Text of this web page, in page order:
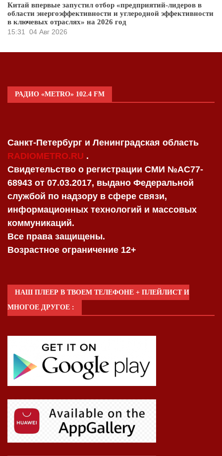
Китай впервые запустил отбор «предприятий-лидеров в
области энергоэффективности и углеродной эффективности
в ключевых отраслях» на 2026 год
15:31
04 Авг 2026
РАДИО «METRO» 102.4 FM
Санкт-Петербург и Ленинградская область
RADIOMETRO.RU .
Свидетельство о регистрации СМИ №AC77-
68943 от 07.03.2017, выдано Федеральной
службой по надзору в сфере связи,
информационных технологий и массовых
коммуникаций.
Все права защищены.
Возрастное ограничение 12+
НАШ ПЛЕЕР В ТВОЕМ ТЕЛЕФОНЕ + ПЛЕЙЛИСТ И
МНОГОЕ ДРУГОЕ :